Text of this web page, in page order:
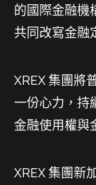
的國際金融機
共同改寫金融
XREX 集團將
一份心力，持
金融使用權與
XREX 集團新